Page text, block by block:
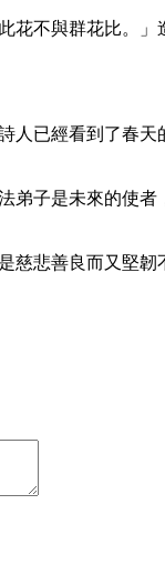
花不與群花比。
已經看到了春
子是未來的使
悲善良而又堅